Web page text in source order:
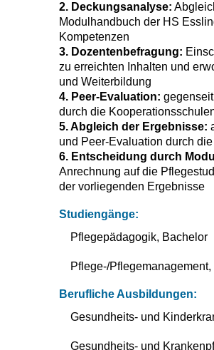
2. Deckungsanalyse:
Modulhandbuch der HS
Kompetenzen
3. Dozentenbefragung:
zu erreichten Inhalten und
und Weiterbildung
4. Peer-Evaluation:
durch die
5. Abgleich der Ergebnisse:
und Peer-Evaluation durch
6. Entscheidung durch
Anrechnung auf die
der vorliegenden Ergebnisse
Studiengänge:
Pflegepädagogik, Bachelor
Pflege-/
Berufliche Ausbildungen:
Gesundheits- und
Gesundheits- und